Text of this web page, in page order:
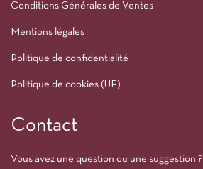
Conditions Générales de Ventes
Mentions légales
Politique de confidentialité
Politique de cookies (UE)
Contact
Vous avez une question ou une suggestion ?